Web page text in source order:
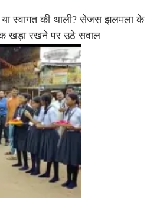
स्वागत की थाली? सेजस झलमला के
खड़ा रखने पर उठे सवाल